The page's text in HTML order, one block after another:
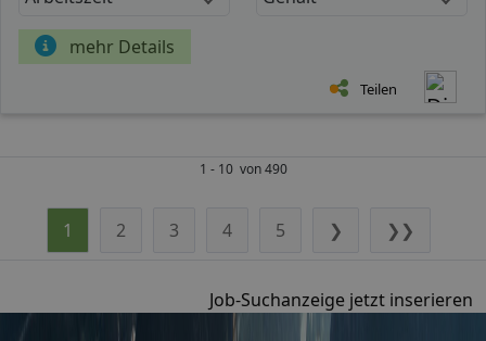
mehr Details
Teilen
1 - 10 von 490
1 2 3 4 5 ❯ ❯❯
Job-Suchanzeige jetzt inserieren